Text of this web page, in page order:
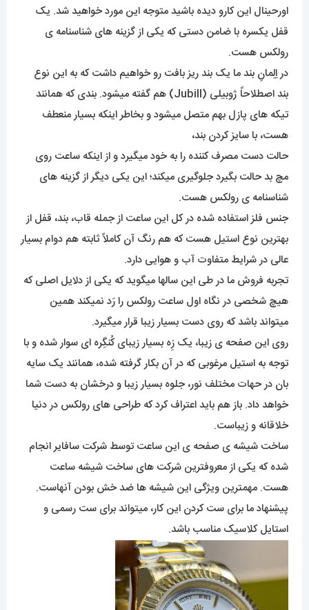
اورحینال این کارو دیده باشید متوجه این مورد خواهید شد. یک
قفل یکسره با ضامن دستی که یکی از گزینه های شناسنامه ی
رولکس هست.
در اِلِمانِ بند ما یک بند ریز بافت رو خواهیم داشت که به این نوع
بند اصطلاحاً ژوبیلی (Jubill) هم گفته میشود. بندی که همانند
تیکه های پازل بهم متصل میشود و بخاطر اینکه بسیار منعطف
هست، با سایز کردن بند،
حالت دست مصرف کننده را به خود میگیرد و از اینکه ساعت روی
مچ بد حالت بگیرد جلوگیری میکند؛ این یکی دیگر از گزینه های
شناسنامه ی رولکس هست.
جنس فلز استفاده شده در کل این ساعت از جمله قاب، بند، قفل از
بهترین نوع استیل هست که هم رنگ آن کاملاً ثابته هم دوام بسیار
عالی در شرایط متفاوت آب و هوایی دارد.
تجربه فروش ما در طی این سالها میگوید که یکی از دلایل اصلی که
هیچ شخصی در نگاه اول ساعت رولکس را رَد نمیکند همین
میتواند باشد که روی دست بسیار زیبا قرار میگیرد.
روی این صفحه ی زیبا، یک زِه بسیار زیبای کُنگِره ای سوار شده و با
توجه به استیل مرغوبی که در آن بکار گرفته شده، همانند یک سایه
بان در حهات مختلف نور، جلوه بسیار زیبا و درخشان به دست شما
خواهد داد. باز هم باید اعتراف کرد که طراحی های رولکس در دنیا
خلاقانه و زیباست.
ساخت شیشه ی صفحه ی این ساعت توسط شرکت سافایر انجام
شده که یکی از معروفترین شرکت های ساخت شیشه ساعت
هست. مهمترین ویژگی این شیشه ها ضد خش بودن آنهاست.
پیشنهاد ما برای ست کردن این کار، میتواند برای ست رسمی و
استایل کلاسیک مناسب باشد.